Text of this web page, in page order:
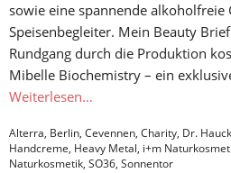
sowie eine spannende alkoholfreie
Speisenbegleiter. Mein Beauty
Rundgang durch die Produktion
Mibelle Biochemistry – ein
Weiterlesen…
Alterra, Berlin, Cevennen, Charity, Dr. Hauck
Handcreme, Heavy Metal, i+m
Naturkosmetik, SO36, Sonnentor